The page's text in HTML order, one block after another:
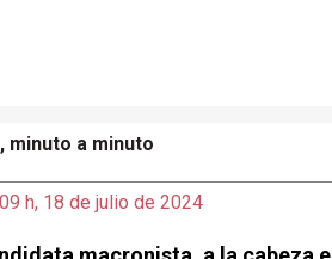
minuto a minuto
h, 18 de julio de 2024